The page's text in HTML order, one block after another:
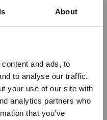
About
and ads, to
to analyse our traffic.
your use of our site with
analytics partners who
that you’ve
con: